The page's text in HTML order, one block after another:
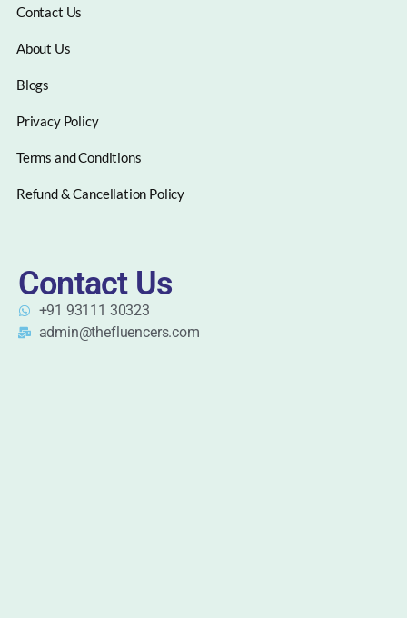
Contact Us
About Us
Blogs
Privacy Policy
Terms and Conditions
Refund & Cancellation Policy
Contact Us
+91 93111 30323
admin@thefluencers.com